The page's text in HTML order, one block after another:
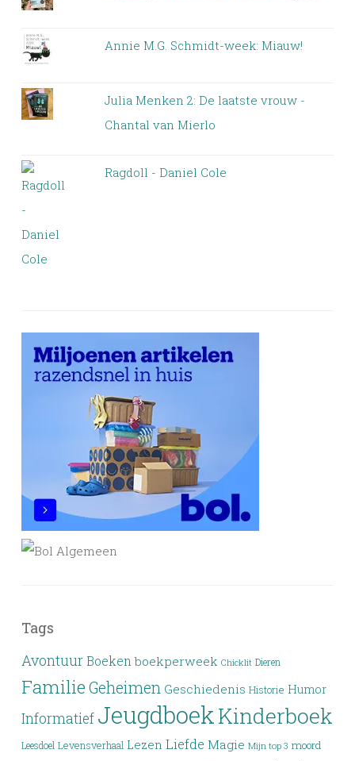
Annie M.G. Schmidt-week: Miauw!
Julia Menken 2: De laatste vrouw -
Chantal van Mierlo
Ragdoll - Daniel Cole
Tags
Avontuur Boeken boekperweek Chicklit Dieren
Familie Geheimen Geschiedenis Historie Humor
Informatief JeugdboekKinderboek
Leesdoel Levensverhaal Lezen Liefde Magie Mijn top 3 moord